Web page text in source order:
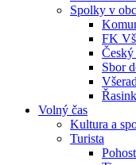
Spolky v
FK
Český
Sbor
Volný čas
Kultura a
Turista